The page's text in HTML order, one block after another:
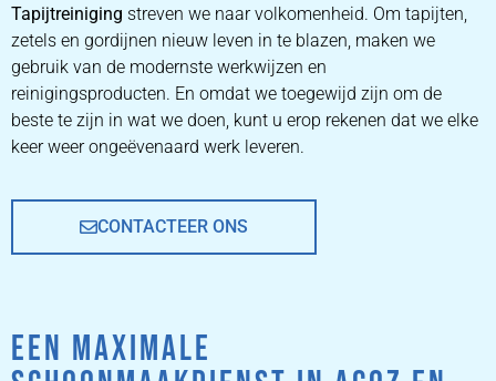
ZETEL REINIGEN DOOR
PROFESSIONALS
Tapijtreiniging streven we naar volkomenheid. Om tapijten,
zetels en gordijnen nieuw leven in te blazen, maken we
gebruik van de modernste werkwijzen en
reinigingsproducten. En omdat we toegewijd zijn om de
beste te zijn in wat we doen, kunt u erop rekenen dat we elke
keer weer ongeëvenaard werk leveren.
CONTACTEER ONS
EEN MAXIMALE